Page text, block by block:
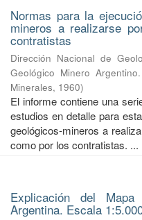
Normas para la
mineros a realizarse
contratistas
Dirección Nacional de
Geológico Minero
Minerales, 1960)
El informe contiene una
estudios en detalle para
geológicos-mineros a
como por los contratistas. ...
Explicación del
Argentina. Escala